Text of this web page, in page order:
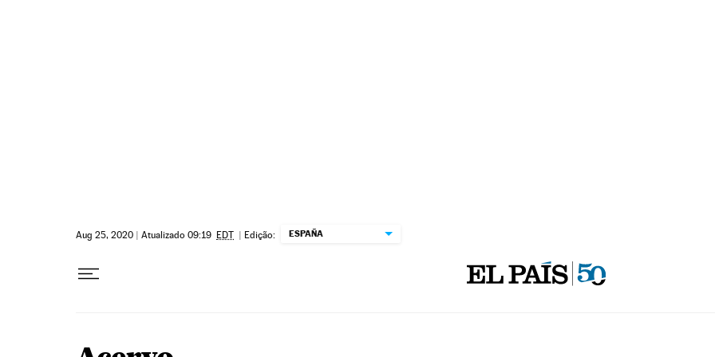
Aug 25, 2020 | Atualizado 09:19 EDT | Edição: ESPAÑA